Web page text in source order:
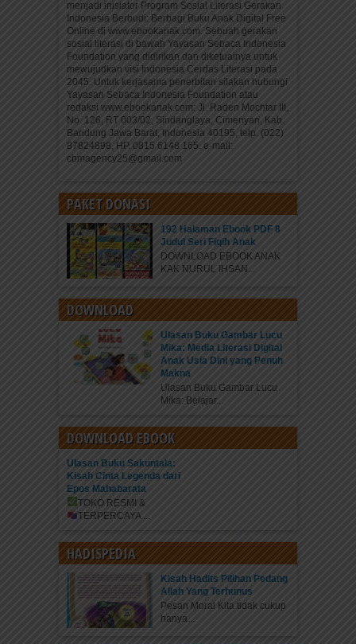
menjadi inisiator Program Sosial Literasi Gerakan
Indonesia Berbudi: Berbagi Buku Anak Digital Free
Online di www.ebookanak.com. Sebuah gerakan
sosial literasi di bawah Yayasan Sebaca Indonesia
Foundation yang didirikan dan diketuainya untuk
mewujudkan visi Indonesia Cerdas Literasi pada
2045. Untuk kerjasama penerbitan silakan hubungi
Yayasan Sebaca Indonesia Foundation atau
redaksi www.ebookanak.com: Jl. Raden Mochtar III,
No. 126, RT 003/02, Sindanglaya, Cimenyan, Kab.
Bandung Jawa Barat, Indonesia 40195, telp. (022)
87824898, HP. 0815 6148 165. e-mail:
cbmagency25@gmail.com
PAKET DONASI
192 Halaman Ebook PDF 8
Judul Seri Fiqih Anak
DOWNLOAD EBOOK ANAK
KAK NURUL IHSAN...
DOWNLOAD
Ulasan Buku Gambar Lucu
Mika: Media Literasi Digital
Anak Usia Dini yang Penuh
Makna
Ulasan Buku Gambar Lucu
Mika: Belajar...
DOWNLOAD EBOOK
Ulasan Buku Sakuntala:
Kisah Cinta Legenda dari
Epos Mahabarata
TOKO RESMI &
TERPERCAYA ...
HADISPEDIA
Kisah Hadits Pilihan Pedang
Allah Yang Terhunus
Pesan Moral Kita tidak cukup
hanya...